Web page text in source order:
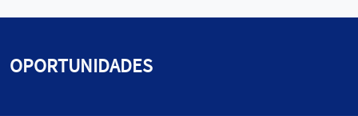
OPORTUNIDADES